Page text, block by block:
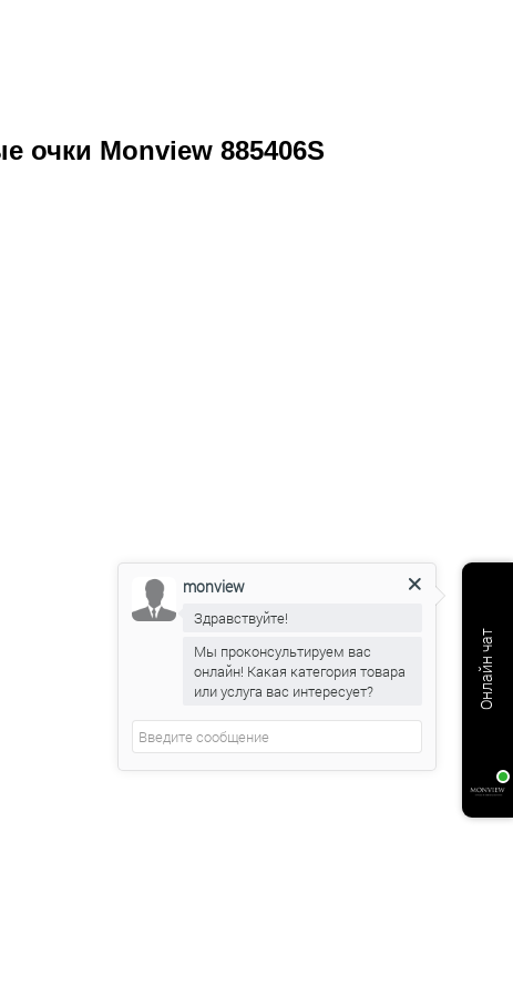
очки Monview 885406S
Онлайн чат
monview
Здравствуйте!
Мы проконсультируем вас
онлайн! Какая категория товара
или услуга вас интересует?